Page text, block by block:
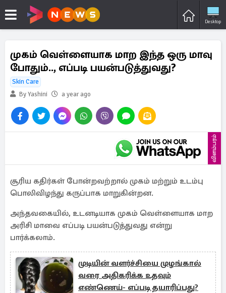
Desktop
முகம் வெள்ளையாக மாற இந்த ஒரு மாவு
போதும்.., எப்படி பயன்படுத்துவது?
Skin Care
By Yashini
a year ago
விளம்பரம்
சூரிய கதிர்கள் போன்றவற்றால் முகம் மற்றும் உடம்பு
பொலிவிழந்து கருப்பாக மாறுகின்றன.
அந்தவகையில், உடனடியாக முகம் வெள்ளையாக மாற
அரிசி மாவை எப்படி பயன்படுத்துவது என்று
பார்க்கலாம்.
முடியின் வளர்ச்சியை முழங்கால்
வரை அதிகரிக்க உதவும்
எண்ணெய்- எப்படி தயாரிப்பது?